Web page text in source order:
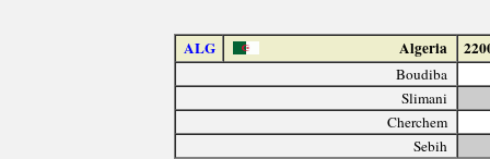
ALG Algeria
Boudiba
Slimani
Cherchem
Sebih